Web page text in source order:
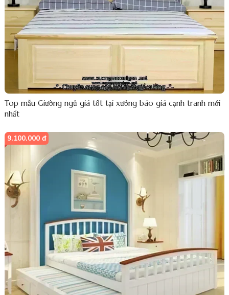
Top mẫu Giường ngủ giá tốt tại xưởng báo giá cạnh tranh mới
nhất
9.100.000 đ